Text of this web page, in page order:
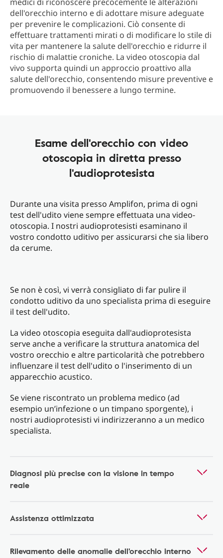
dell'orecchio interno e di adottare misure adeguate
per prevenire le complicazioni. Ciò consente di
effettuare trattamenti mirati o di modificare lo stile di
vita per mantenere la salute dell'orecchio e ridurre il
rischio di malattie croniche. La video otoscopia dal
vivo supporta quindi un approccio proattivo alla
salute dell'orecchio, consentendo misure preventive e
promuovendo il benessere a lungo termine.
Esame dell'orecchio con video
otoscopia in diretta presso
l'audioprotesista
Durante una visita presso Amplifon, prima di ogni
test dell'udito viene sempre effettuata una video-
otoscopia. I nostri audioprotesisti esaminano il
vostro condotto uditivo per assicurarsi che sia libero
da cerume.
Se non è così, vi verrà consigliato di far pulire il
condotto uditivo da uno specialista prima di eseguire
il test dell'udito.
La video otoscopia eseguita dall'audioprotesista
serve anche a verificare la struttura anatomica del
vostro orecchio e altre particolarità che potrebbero
influenzare il test dell'udito o l'inserimento di un
apparecchio acustico.
Se viene riscontrato un problema medico (ad
esempio un’infezione o un timpano sporgente), i
nostri audioprotesisti vi indirizzeranno a un medico
specialista.
Diagnosi più precise con la visione in tempo
reale
Assistenza ottimizzata
Rilevamento delle anomalie dell'orecchio interno